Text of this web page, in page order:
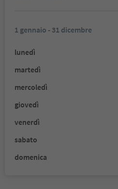
1 gennaio - 31 dicembre
lunedì
martedì
mercoledì
giovedì
venerdì
sabato
domenica